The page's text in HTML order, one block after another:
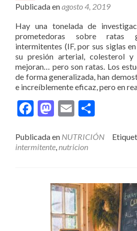
Publicada enagosto 4, 2019
Hay una tonelada de
prometedoras sobre ratas
intermitentes (IF, por sus siglas
su presión arterial, colesterol
mejoran… pero son ratas. Los
de forma generalizada, han
e increíblemente eficaz, pero en
Facebook
Mastodon
Email
Publicada en NUTRICIÓN
intermitente,nutricion